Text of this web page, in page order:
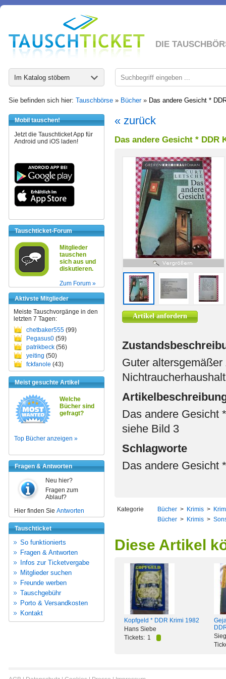
DIE
Im Katalog stöbern
Sie befinden sich hier: Tauschbörse » Bücher» Das andere Gesicht *
Mobil tauschen!
Jetzt die Tauschticket App für
Android und iOS laden!
Tauschticket-Forum
Mitglieder
tauschen
sich aus und
diskutieren.
Zum Forum »
Aktivste Mitglieder
Meiste Tauschvorgänge in den
letzten 7 Tagen:
chetbaker555 (99)
Pegasus0 (59)
patrikbeck (56)
yeiting (50)
fckfanole (43)
Meist gesuchte Artikel
Welche
Bücher sind
gefragt?
Top Bücher anzeigen »
Fragen & Antworten
Neu hier?
Fragen zum
Ablauf?
Hier finden Sie Antworten
Tauschticket
So funktionierts
Fragen & Antworten
Infos zur Ticketvergabe
Mitglieder suchen
Freunde werben
Tauschgebühr
Porto & Versandkosten
Kontakt
« zurück
Das andere Gesicht * DDR
Artikel anfordern
Guter
Das andere Gesicht
siehe Bild 3
Schlagworte
Das andere Gesicht
Kategorie Bücher > Krimis >
Bücher > Krimis >
Diese Artikel
Kopfgeld * DDR Krimi 1982
Hans Siebe
Tickets: 1